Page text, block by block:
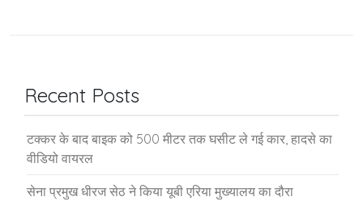
Recent Posts
टक्कर के बाद बाइक को 500 मीटर तक घसीट ले गई कार, हादसे का
वीडियो वायरल
सेना प्रमुख धीरज सेठ ने किया यूबी एरिया मुख्यालय का दौरा